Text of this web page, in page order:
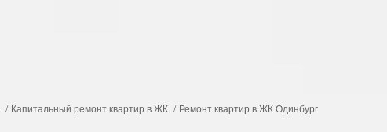
Капитальный ремонт квартир в ЖК Ремонт квартир в ЖК Одинбург